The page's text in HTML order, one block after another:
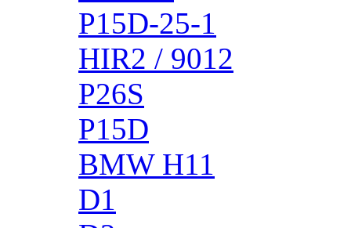
P15D-25-1
HIR2 / 9012
P26S
P15D
BMW H11
D1